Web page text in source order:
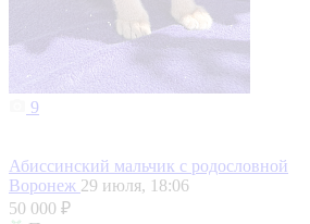
9
Абиссинский мальчик с родословной
Воронеж 29 июля, 18:06
50 000 ₽